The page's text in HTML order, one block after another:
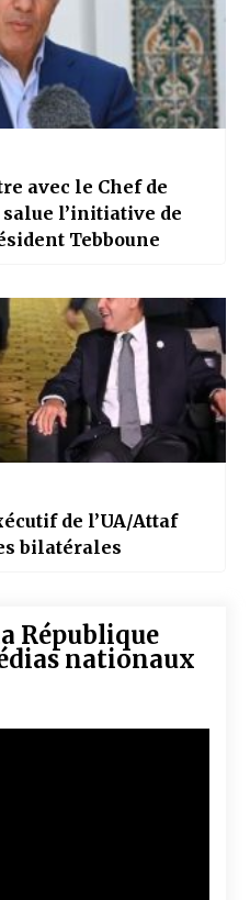
avec le Chef de
salue l’initiative de
Tebboune
de l’UA/Attaf
bilatérales
République
nationaux